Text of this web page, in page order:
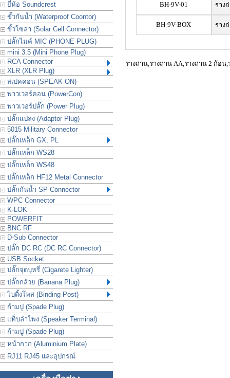
ยี่ห้อ Soundcrest
ขั้วกันน้ำ (Waterproof Coontor)
ขั้วโซลา (Solar Cell Connector)
ปลั๊กไมค์ MIC (PHONE PLUG)
mini 3.5 (Mini Phone Plug)
RCA Connector
XLR (XLR Plug)
สเปคคอน (SPEAK-ON)
พาวเวอร์คอน (PowerCon)
พาวเวอร์ปลั๊ก (Power Plug)
ปลั๊กแปลง (Adaptor Plug)
5015 Military Connector
ปลั๊กเหล็ก GX, PL
ปลั๊กเหล็ก WS28
ปลั๊กเหล็ก WS48
ปลั๊กเหล็ก HF12 Metal Connector
ปลั๊กกันน้ำ SP Connector
WPC Connector
K-LOK
POWERFIT
BNC RF
D-Sub Connector
ปลั๊ก DC RC (DC RC Connector)
USB Socket
ปลั๊กจุดบุหรี่ (Cigarete Lighter)
ปลั๊กกล้วย (Banana Plug)
ไบดิ้งโพส (Binding Post)
ก้ามปู (Spade Plug)
แท็บลำโพง (Speaker Terminal)
ก้ามปู (Spade Plug)
หน้ากาก (Aluminium Plate)
RJ11 RJ45 และอุปกรณ์
BH-9V-01
ราง
BH-9V-BOX ราง
รางถ่าน,รางถ่าน AA,รางถ่าน 2 ก้อ